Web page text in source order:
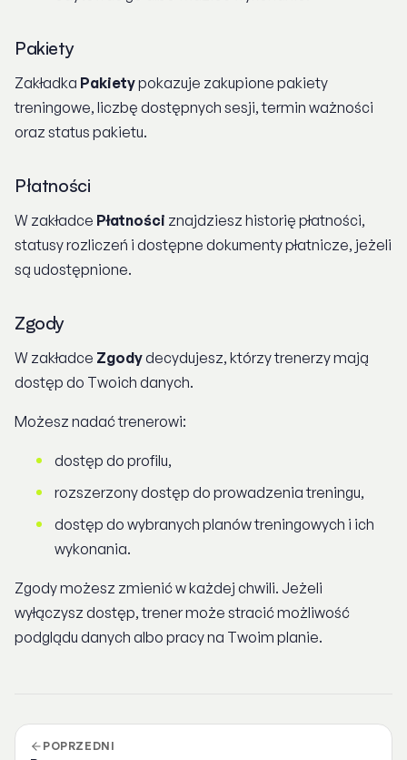
Pakiety
Zakładka Pakietypokazuje zakupione pakiety
treningowe, liczbę dostępnych sesji, termin ważności
oraz status pakietu.
Płatności
W zakładce Płatności znajdziesz historię płatności,
statusy rozliczeń i dostępne dokumenty płatnicze, jeżeli
są udostępnione.
Zgody
W zakładce Zgodydecydujesz, którzy trenerzy mają
dostęp do Twoich danych.
Możesz nadać trenerowi:
dostęp do profilu,
rozszerzony dostęp do prowadzenia treningu,
dostęp do wybranych planów treningowych i ich
wykonania.
Zgody możesz zmienić w każdej chwili. Jeżeli
wyłączysz dostęp, trener może stracić możliwość
podglądu danych albo pracy na Twoim planie.
POPRZEDNI